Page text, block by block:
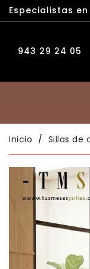
Especialistas
943 29 24 05
Inicio Sillas de